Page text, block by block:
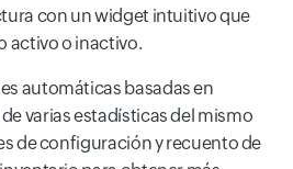
con un widget intuitivo que
activo o inactivo.
automáticas basadas en
varias estadísticas del mismo
de configuración y recuento de